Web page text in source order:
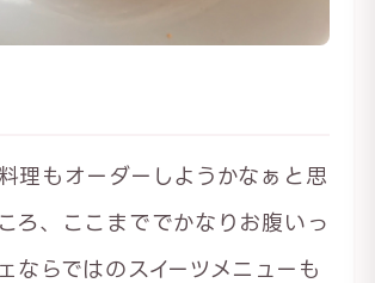
理もオーダーしようかなぁと思
ろ、ここまででかなりお腹いっ
ならではのスイーツメニューも